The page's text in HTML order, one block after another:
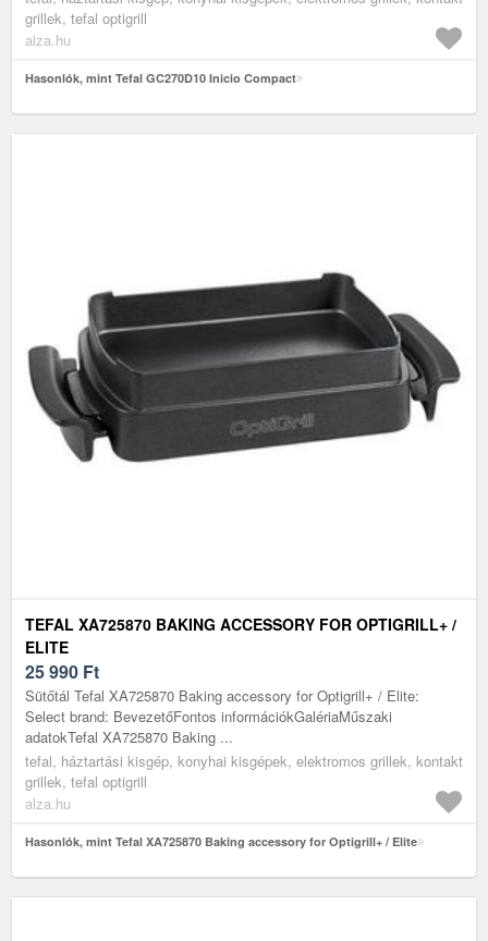
grillek, tefal optigrill
alza.hu
Hasonlók, mint Tefal GC270D10 Inicio Compact
TEFAL XA725870 BAKING ACCESSORY FOR OPTIGRILL+ /
ELITE
25 990 Ft
Sütőtál Tefal XA725870 Baking accessory for Optigrill+ / Elite:
Select brand: BevezetőFontos információkGalériaMűszaki
adatokTefal XA725870 Baking ...
tefal, háztartási kisgép, konyhai kisgépek, elektromos grillek, kontakt
grillek, tefal optigrill
alza.hu
Hasonlók, mint Tefal XA725870 Baking accessory for Optigrill+ / Elite